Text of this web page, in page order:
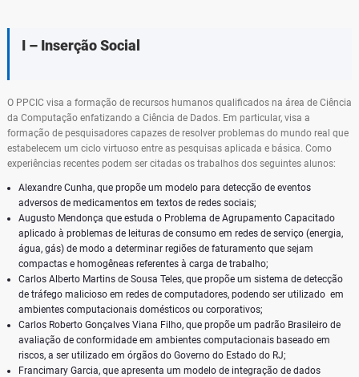
I – Inserção Social
O PPCIC visa a formação de recursos humanos qualificados na área de Ciência
da Computação enfatizando a Ciência de Dados. Em particular, visa a
formação de pesquisadores capazes de resolver problemas do mundo real que
estabelecem um ciclo virtuoso entre as pesquisas aplicada e básica. Como
experiências recentes podem ser citadas os trabalhos dos seguintes alunos:
Alexandre Cunha, que propõe um modelo para detecção de eventos
adversos de medicamentos em textos de redes sociais;
Augusto Mendonça que estuda o Problema de Agrupamento Capacitado
aplicado à problemas de leituras de consumo em redes de serviço (energia,
água, gás) de modo a determinar regiões de faturamento que sejam
compactas e homogêneas referentes à carga de trabalho;
Carlos Alberto Martins de Sousa Teles, que propõe um sistema de detecção
de tráfego malicioso em redes de computadores, podendo ser utilizado em
ambientes computacionais domésticos ou corporativos;
Carlos Roberto Gonçalves Viana Filho, que propõe um padrão Brasileiro de
avaliação de conformidade em ambientes computacionais baseado em
riscos, a ser utilizado em órgãos do Governo do Estado do RJ;
Francimary Garcia, que apresenta um modelo de integração de dados